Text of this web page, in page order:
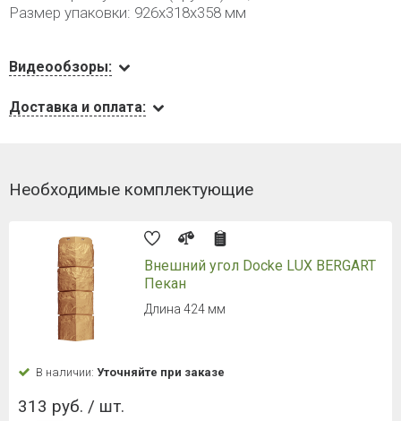
Размер упаковки: 926х318х358 мм
Видеообзоры:
Доставка и оплата:
Необходимые комплектующие
Внешний угол Docke LUX BERGART
Пекан
Длина 424 мм
В наличии: Уточняйте при заказе
313 руб. / шт.